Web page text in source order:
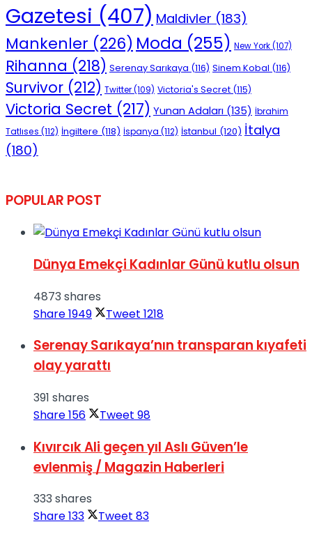
Gazetesi (407) Maldivler (183)
Mankenler (226) Moda (255) New York(107)
Rihanna (218) Serenay Sarıkaya (116) Sinem Kobal (116)
Survivor (212) Twitter(109) Victoria's Secret (115)
Victoria Secret (217) Yunan Adaları (135) İbrahim
Tatlıses (112) İngiltere (118) İspanya (112) İstanbul (120) İtalya
(180)
POPULAR POST
Dünya Emekçi Kadınlar Günü kutlu olsun
4873 shares
Share1949 Tweet 1218
Serenay Sarıkaya’nın transparan kıyafeti
olay yarattı
391 shares
Share156 Tweet 98
Kıvırcık Ali geçen yıl Aslı Güven’le
evlenmiş / Magazin Haberleri
333 shares
Share133 Tweet 83